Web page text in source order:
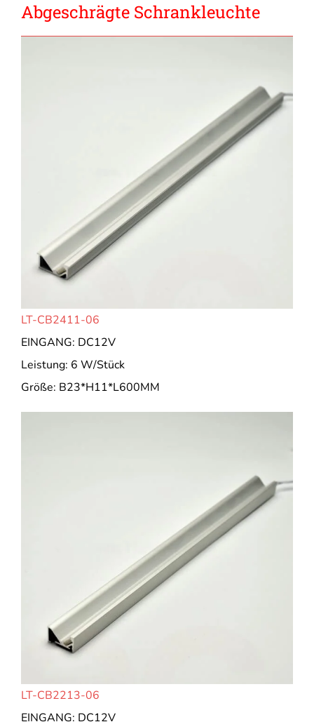
Abgeschrägte Schrankleuchte
LT-CB2411-06
EINGANG: DC12V
Leistung: 6 W/Stück
Größe: B23*H11*L600MM
LT-CB2213-06
EINGANG: DC12V